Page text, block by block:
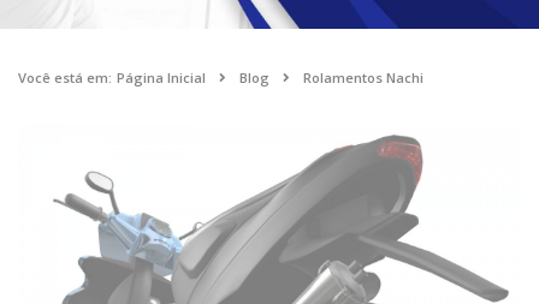
Você está em: Página Inicial Blog Rolamentos Nachi